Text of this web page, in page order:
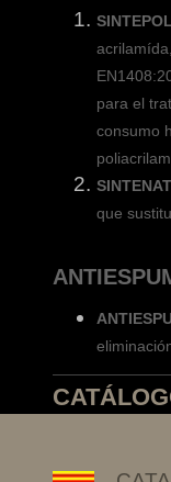
SINTEPOL
para el
consumo
SINTENAT
que